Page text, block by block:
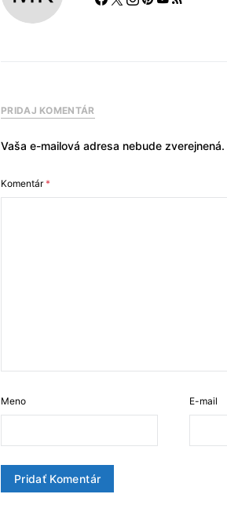
PRIDAJ KOMENTÁR
Vaša e-mailová adresa nebude zverejnená.
Komentár*
Meno E-mail